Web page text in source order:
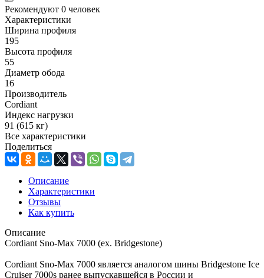
Рекомендуют 0 человек
Характеристики
Ширина профиля
195
Высота профиля
55
Диаметр обода
16
Производитель
Cordiant
Индекс нагрузки
91 (615 кг)
Все характеристики
Поделиться
Описание
Характеристики
Отзывы
Как купить
Описание
Cordiant Sno-Max 7000 (ex. Bridgestone)
Cordiant Sno-Max 7000 является аналогом шины Bridgestone Ice
Cruiser 7000s ранее выпускавшейся в России и